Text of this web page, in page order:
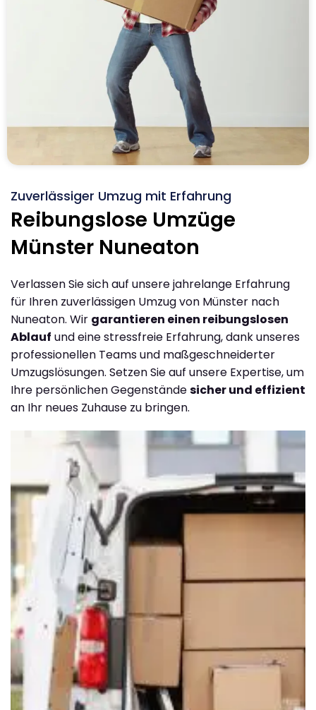
Zuverlässiger Umzug mit Erfahrung
Reibungslose Umzüge
Münster Nuneaton
Verlassen Sie sich auf unsere jahrelange Erfahrung
für Ihren zuverlässigen Umzug von Münster nach
Nuneaton. Wir garantieren einen reibungslosen
Ablauf und eine stressfreie Erfahrung, dank unseres
professionellen Teams und maßgeschneiderter
Umzugslösungen. Setzen Sie auf unsere Expertise, um
Ihre persönlichen Gegenständesicher und effizient
an Ihr neues Zuhause zu bringen.